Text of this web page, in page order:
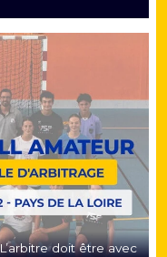
doit être avec